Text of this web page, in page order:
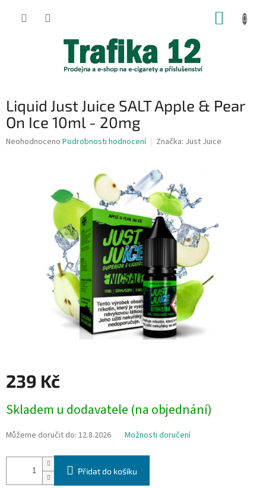
Liquid Just Juice SALT Apple & Pear
On Ice 10ml - 20mg
Průměrné
Neohodnoceno Podrobnosti hodnocení Značka: Just Juice
239 Kč
cena:
Skladem u dodavatele (na objednání)
Můžeme doručit do: 12.8.2026 Možnosti doručení
Přidat do košíku